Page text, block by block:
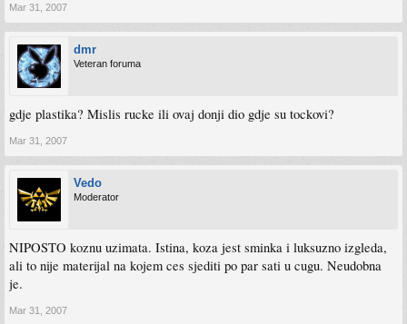
Mar 31, 2007
dmr
Veteran foruma
gdje plastika? Mislis rucke ili ovaj donji dio gdje su tockovi?
Mar 31, 2007
Vedo
Moderator
NIPOSTO koznu uzimata. Istina, koza jest sminka i luksuzno izgleda,
ali to nije materijal na kojem ces sjediti po par sati u cugu. Neudobna
je.
Mar 31, 2007